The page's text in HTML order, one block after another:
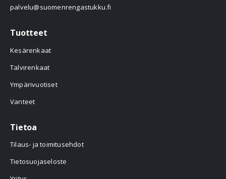
palvelu@suomenrengastukku.fi
Tuotteet
Kesärenkaat
Talvirenkaat
Ympärivuotiset
Vanteet
Tietoa
Tilaus- ja toimitusehdot
Tietosuojaseloste